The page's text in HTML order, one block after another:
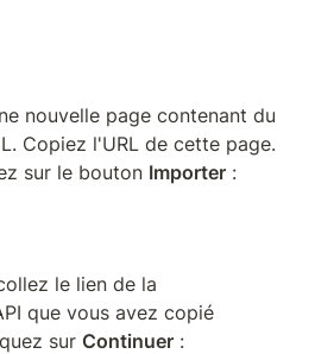
nouvelle page contenant du
Copiez l'URL de cette page.
sur le bouton Importer :
le lien de la
que vous avez copié
sur Continuer :